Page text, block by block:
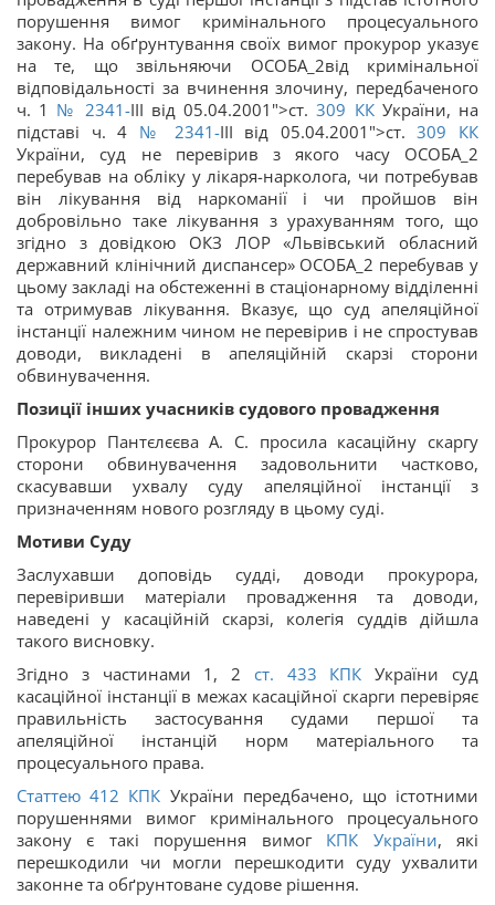
порушення вимог кримінального процесуального
закону. На обґрунтування своїх вимог прокурор указує
на те, що звільняючи ОСОБА_2від кримінальної
відповідальності за вчинення злочину, передбаченого
ч. 1 № 2341-III від 05.04.2001">ст. 309 ККУкраїни, на
підставі ч. 4 № 2341-III від 05.04.2001">ст. 309 КК
України, суд не перевірив з якого часу ОСОБА_2
перебував на обліку у лікаря-нарколога, чи потребував
він лікування від наркоманії і чи пройшов він
добровільно таке лікування з урахуванням того, що
згідно з довідкою ОКЗ ЛОР «Львівський обласний
державний клінічний диспансер» ОСОБА_2 перебував у
цьому закладі на обстеженні в стаціонарному відділенні
та отримував лікування. Вказує, що суд апеляційної
інстанції належним чином не перевірив і не спростував
доводи, викладені в апеляційній скарзі сторони
обвинувачення.
Позиції інших учасників судового провадження
Прокурор Пантєлєєва А. С. просила касаційну скаргу
сторони обвинувачення задовольнити частково,
скасувавши ухвалу суду апеляційної інстанції з
призначенням нового розгляду в цьому суді.
Мотиви Суду
Заслухавши доповідь судді, доводи прокурора,
перевіривши матеріали провадження та доводи,
наведені у касаційній скарзі, колегія суддів дійшла
такого висновку.
Згідно з частинами 1, 2 ст. 433 КПК України суд
касаційної інстанції в межах касаційної скарги перевіряє
правильність застосування судами першої та
апеляційної інстанцій норм матеріального та
процесуального права.
Статтею 412 КПК України передбачено, що істотними
порушеннями вимог кримінального процесуального
закону є такі порушення вимог КПК України, які
перешкодили чи могли перешкодити суду ухвалити
законне та обґрунтоване судове рішення.